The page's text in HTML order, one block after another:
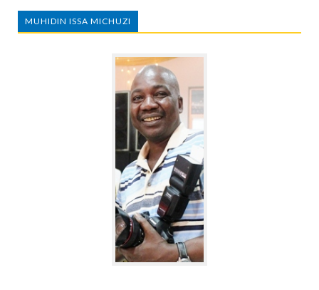
MUHIDIN ISSA MICHUZI